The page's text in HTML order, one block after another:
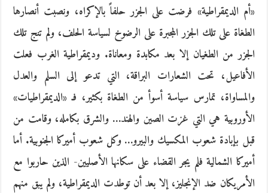
«أم الديمقراطية» فرضت على الجزر حلفاً بالإكراه، ونصبت أنصارها
الطغاة على تلك الجزر المجبرة على الرضوخ لسياسة الحلف، ولم تنج تلك
الجزر من الطغيان إلا بعد مكابدة ومعاناة. وديمقراطية الغرب فعلت
الأفاعيل، تحت الشعارات البراقة، التي تدعو إلى السلم والعدل
والمساواة، تمارس سياسة أسوأ من الطغاة بكثير، فـ «الديمقراطيات»
الأوروبية هي التي غزت الصين والهند… والشرق بكامله، وقامت من
قبل بإبادة شعوب المكسيك والبيرو… وكل شعوب أميركا الجنوبية. أما
أميركا الشمالية فلم يجر القضاء على سكانها الأصليين- الذين حاربوا مع
الأمريكان ضد الإنجليز، إلا بعد أن توطدت الديمقراطية، ولم يبق منهم